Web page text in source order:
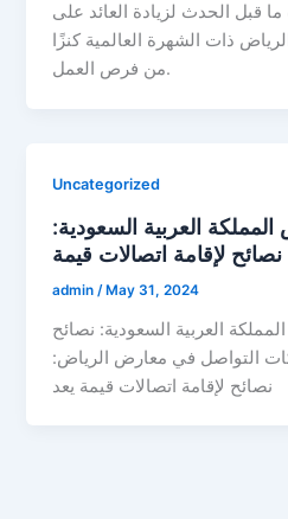
قبل الحدث لزيادة العائد على
ذات الشهرة العالمية كنزًا
من فرص العمل.
Uncategorized
العربية السعودية:
نصائح لإقامة اتصالات قيمة
admin /May 31, 2024
العربية السعودية: نصائح
التواصل في معارض الرياض:
نصائح لإقامة اتصالات قيمة يعد